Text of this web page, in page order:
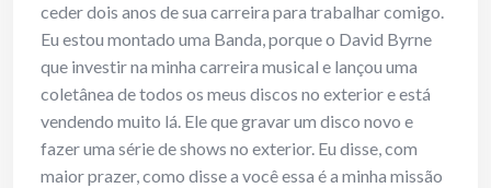
ceder dois anos de sua carreira para trabalhar comigo.
Eu estou montado uma Banda, porque o David Byrne
que investir na minha carreira musical e lançou uma
coletânea de todos os meus discos no exterior e está
vendendo muito lá. Ele que gravar um disco novo e
fazer uma série de shows no exterior. Eu disse, com
maior prazer, como disse a você essa é a minha missão